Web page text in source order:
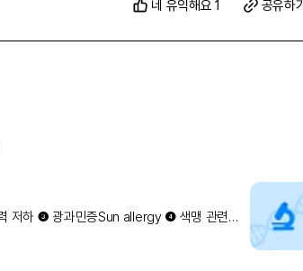
네 유익해요 1 공유하기
하 ❸ 광과민증Sun allergy ❹ 색맹 관련
대표적인 유전자로, 상염색체 열성으로